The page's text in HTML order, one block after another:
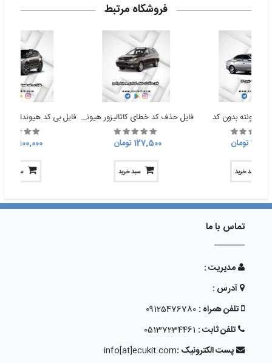
فروشگاه مرتبط
آونته بدون کد
تومان
سبد خرید
فایل حذف کد خطای کاتالیزور هیوندا وراکروز
127,500 تومان
سبد خرید
100,000 تومان
سبد خرید
تماس با ما
مدیریت :
آدرس :
تلفن همراه : 09125476780
تلفن ثابت : 05137234461
پست الکترونیک :info[at]ecukit.com